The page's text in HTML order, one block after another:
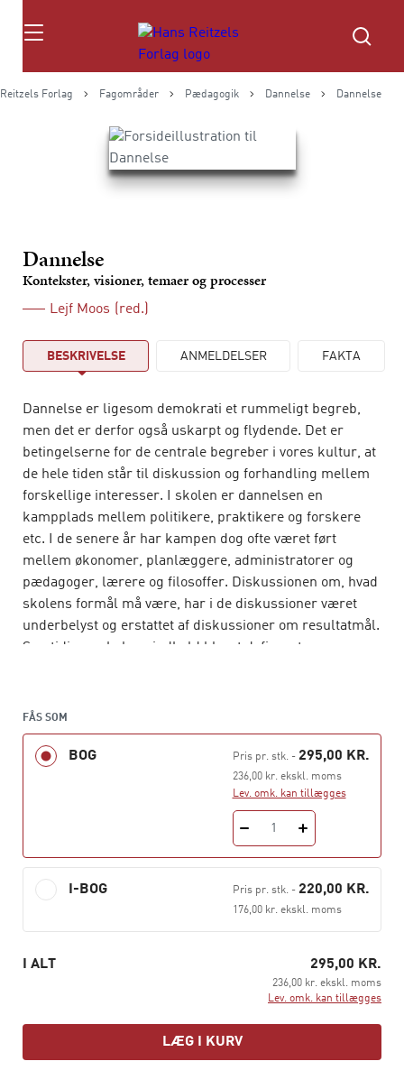
Søg
Forlag Fagområder Pædagogik Dannelse Dannelse
Dannelse
Kontekster, visioner, temaer og processer
Lejf Moos (red.)
BESKRIVELSE ANMELDELSER FAKTA
Dannelse er ligesom demokrati et rummeligt begreb,
men det er derfor også uskarpt og flydende. Det er
betingelserne for de centrale begreber i vores kultur, at
de hele tiden står til diskussion og forhandling mellem
forskellige interesser. I skolen er dannelsen en
kampplads mellem politikere, praktikere og forskere
etc. I de senere år har kampen dog ofte været ført
mellem økonomer, planlæggere, administratorer og
pædagoger, lærere og filosoffer. Diskussionen om, hvad
skolens formål må være, har i de diskussioner været
underbelyst og erstattet af diskussioner om resultatmål.
Samtidig er skolens indhold blevet defineret som
undervisningsprocesserne er nedprioriteret i
diskussionen til fordel for læring, digitalisering og
læringsresultater.
I denne bog fører vi i et bredere perspektiv
diskussionerne om dannelse helt op til nutiden ved
hjælp af fire perspektiver: Dannelseskontekster, -
visioner, - temaer og -processer. Kapitlerne fremstår
samlet som et kalejdoskopisk udvalg af
dannelsesteorier og -diskussioner ud fra disse fire
Dannelse
henvender sig til de mange, der arbejder med
eller studerer for at bidrage til fremtidens folkeskole.
FÅS SOM
BOG Pris pr. stk.- 295,00 KR.
236,00 kr. ekskl. moms
Lev. omk. kan tillægges
1
I-BOG Pris pr. stk.- 220,00 KR.
176,00 kr. ekskl. moms
I ALT 295,00 KR.
236,00 kr. ekskl. moms
Lev. omk. kan tillægges
LÆG I KURV